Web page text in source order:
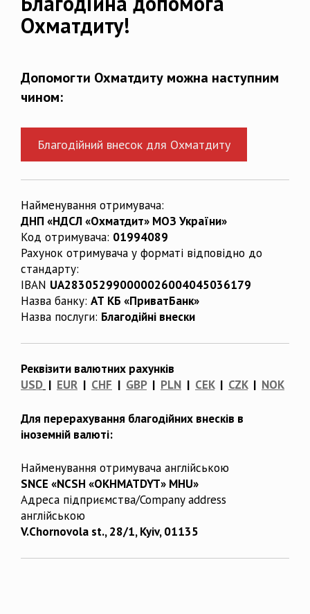
Охматдиту!
Допомогти Охматдиту можна наступним
чином:
Благодійний внесок для Охматдиту
Найменування отримувача:
ДНП «НДСЛ «Охматдит» МОЗ України»
Код отримувача: 01994089
Рахунок отримувача у форматі відповідно до
стандарту:
IBAN UA283052990000026004045036179
Назва банку: АТ КБ «ПриватБанк»
Назва послуги: Благодійні внески
Реквізити валютних рахунків
USD | EUR | CHF | GBP| PLN | CEK| CZK| NOK
Для перерахування благодійних внесків в
іноземній валюті:
Найменування отримувача англійською
SNCE «NCSH «OKHMATDYT» MHU»
Адреса підприємства/Company address
англійською
V.Chornovola st., 28/1, Kyiv, 01135